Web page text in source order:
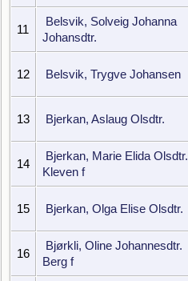
11
Belsvik, Solveig Johanna
Johansdtr.
12 Belsvik, Trygve Johansen
13 Bjerkan, Aslaug Olsdtr.
14
Bjerkan, Marie Elida Olsdtr.
Kleven f
15 Bjerkan, Olga Elise Olsdtr.
16
Bjørkli, Oline Johannesdtr.
Berg f